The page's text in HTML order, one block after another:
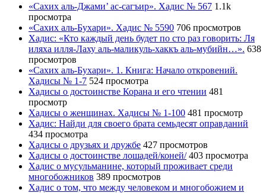
«Сахих аль-Джами’ ас-сагъир». Хадис № 567 1.1k
просмотра
«Сахих аль-Бухари». Хадис № 5590 706 просмотров
Хадис: «Кто каждый день будет по сто раз говорить: Ля
иляха илля-Лаху аль-маликуль-хаккъ аль-мубийн…». 638
просмотров
«Сахих аль-Бухари». 1. Книга: Начало откровений.
Хадисы № 1-7 524 просмотра
Хадисы о достоинстве Корана и его чтении 481
просмотр
Хадисы о женщинах. Хадисы № 1-100 481 просмотр
Хадис: Найди для своего брата семьдесят оправданий
434 просмотра
Хадисы о друзьях и дружбе 427 просмотров
Хадисы о достоинстве лошадей/коней/ 403 просмотра
Хадис о мусульманине, который проживает среди
многобожников 389 просмотров
Хадис о том, что между человеком и многобожием и